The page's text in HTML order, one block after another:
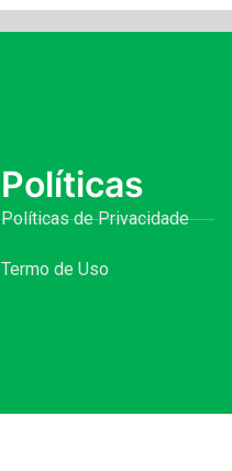
Políticas
Políticas de Privacidade
Termo de Uso